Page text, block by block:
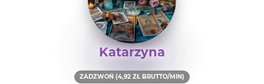
Katarzyna
ZADZWOŃ (4,92 ZŁ BRUTTO/MIN)